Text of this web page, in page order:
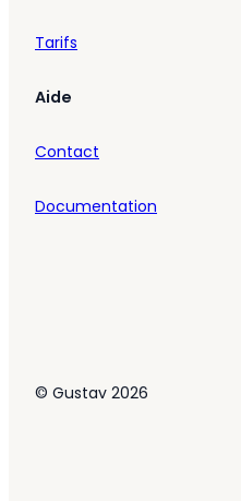
Tarifs
Aide
Contact
Documentation
© Gustav 2026